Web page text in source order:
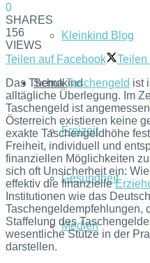
Kleinkind Blog
Schulkind
Freizeit
Gesundheit
Medien
0
SHARES
156
VIEWS
Teilen auf Facebook
Teilen
Das ThemaTaschengeld ist
alltägliche Überlegung. Im
Taschengeld ist
Österreich existieren keine
exakte Taschengeldhöhe
Freiheit, individuell und
finanziellen Möglichkeiten
sich oft Unsicherheit ein:
effektiv die finanzielle
Institutionen wie das
Taschengeldempfehlungen,
Staffelung des
wesentliche Stütze in der
darstellen.